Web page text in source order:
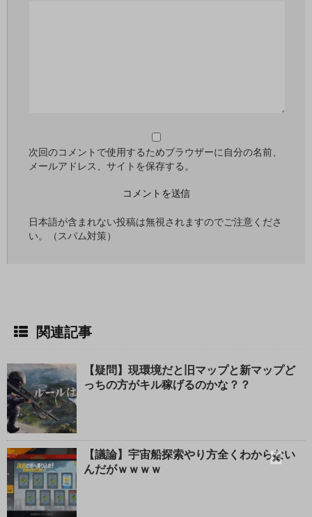
閉
次回のコメントで使用するためブラウザーに自分の名前、
メールアドレス、サイトを保存する。
日本語が含まれない投稿は無視されますのでご注意くださ
い。（スパム対策）
関連記事
【疑問】現環境だと旧マップと新マップど
っちの方がキル稼げるのかな？？
【議論】宇宙船探索やり方全くわからない
んだがｗｗｗｗ